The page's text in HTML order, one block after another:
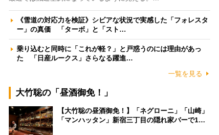
《雪道の対応力を検証》シビアな状況で実感した「フォレスタ
ー」の真価 「ターボ」と「スト…
乗り込むと同時に「これが軽？」と戸惑うのには理由があっ
た 「日産ルークス」さらなる躍進…
一覧を見る
大竹聡の「昼酒御免！」
【大竹聡の昼酒御免！】「ネグローニ」「山崎」
「マンハッタン」新宿三丁目の隠れ家バーで1…